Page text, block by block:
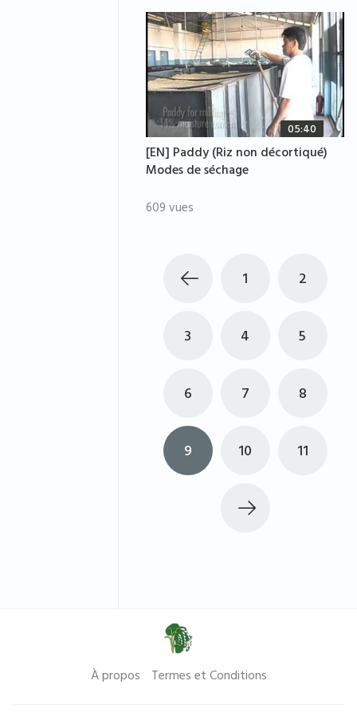
05:40
[EN] Paddy (Riz non décortiqué)
Modes de séchage
609 vues
1 2
3 4 5
6 7 8
9 10 11
À propos Termes et Conditions